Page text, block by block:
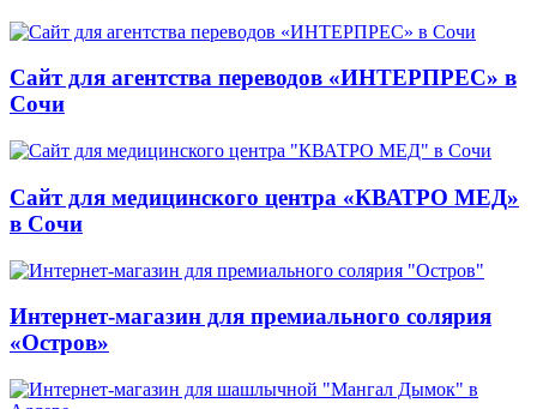
Сайт для агентства переводов «ИНТЕРПРЕС» в
Сочи
Сайт для медицинского центра «КВАТРО МЕД»
в Сочи
Интернет-магазин для премиального солярия
«Остров»